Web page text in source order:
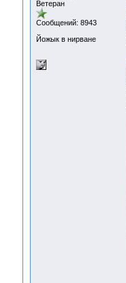
Ветеран
Сообщений: 8943
Йожык в нирване